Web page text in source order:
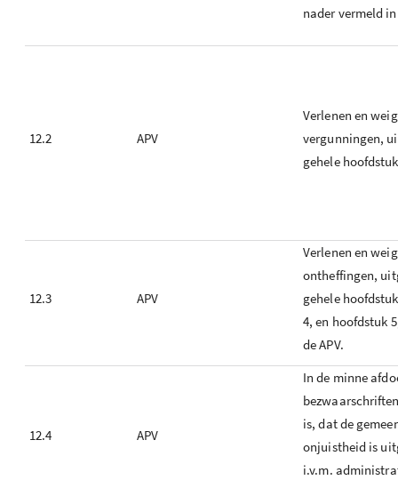
nader vermeld
12.2 APV
Verlenen en
vergunningen,
gehele
12.3 APV
Verlenen en
ontheffingen,
gehele
4, en hoofdstuk
de APV.
12.4 APV
In de minne
is, dat de
onjuistheid is
i.v.m.